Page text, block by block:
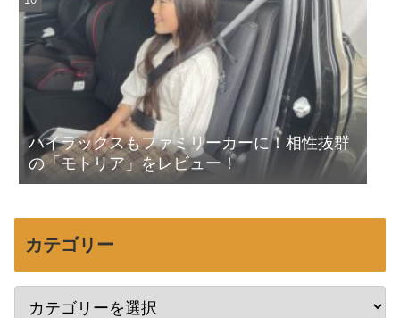
ハイラックスもファミリーカーに！相性抜群
の「モトリア」をレビュー！
カテゴリー